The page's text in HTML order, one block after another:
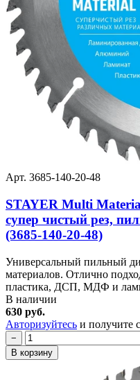
Арт. 3685-140-20-48
STAYER Multi
супер чистый рез,
(3685-140-20-48)
Универсальный пильный
материалов. Отлично
пластика, ДСП, МДФ и
В наличии
630 руб.
Авторизуйтесь и получите
−
В корзину